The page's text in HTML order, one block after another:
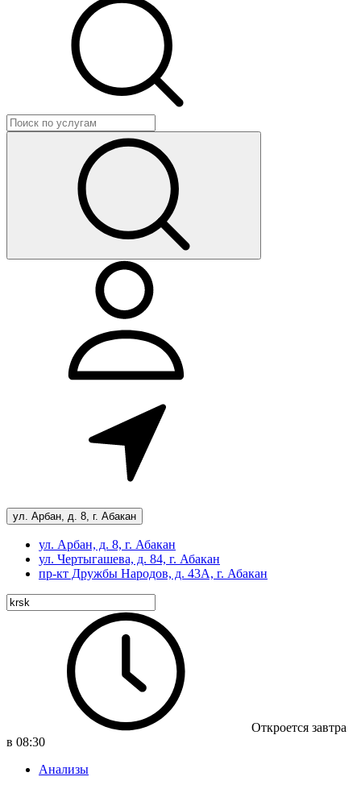
ул. Арбан, д. 8, г. Абакан
ул. Арбан, д. 8, г. Абакан
ул. Чертыгашева, д. 84, г. Абакан
пр-кт Дружбы Народов, д. 43А, г. Абакан
Откроется завтра
в 08:30
Анализы